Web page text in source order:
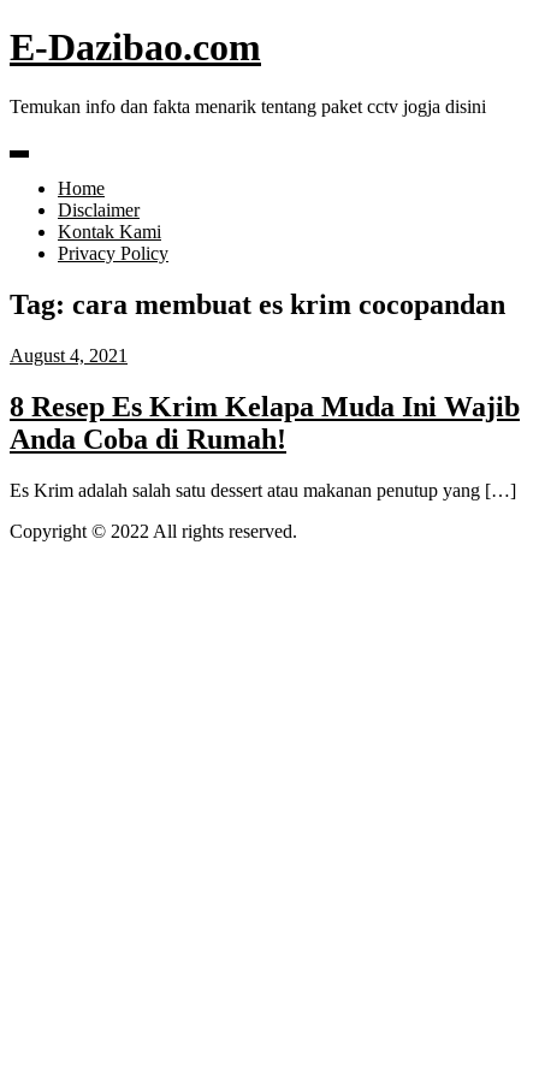
Skip
to
E-Dazibao.com
Temukan info dan fakta menarik tentang paket cctv jogja disini
Home
Disclaimer
Kontak Kami
Privacy Policy
Tag: cara membuat es krim cocopandan
August 4, 2021
8 Resep Es Krim Kelapa Muda Ini Wajib
Anda Coba di Rumah!
Es Krim adalah salah satu dessert atau makanan penutup yang […]
Copyright © 2022 All rights reserved.